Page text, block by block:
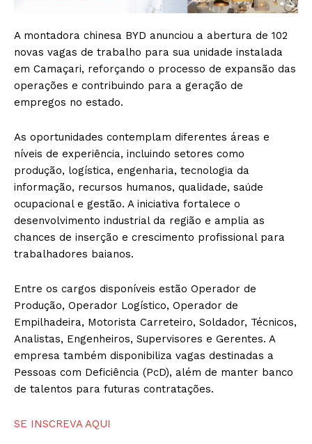
A montadora chinesa BYD anunciou a abertura de 102
novas vagas de trabalho para sua unidade instalada
em Camaçari, reforçando o processo de expansão das
operações e contribuindo para a geração de
empregos no estado.
As oportunidades contemplam diferentes áreas e
níveis de experiência, incluindo setores como
produção, logística, engenharia, tecnologia da
informação, recursos humanos, qualidade, saúde
ocupacional e gestão. A iniciativa fortalece o
desenvolvimento industrial da região e amplia as
chances de inserção e crescimento profissional para
trabalhadores baianos.
Entre os cargos disponíveis estão Operador de
Produção, Operador Logístico, Operador de
Empilhadeira, Motorista Carreteiro, Soldador, Técnicos,
Analistas, Engenheiros, Supervisores e Gerentes. A
empresa também disponibiliza vagas destinadas a
Pessoas com Deficiência (PcD), além de manter banco
de talentos para futuras contratações.
SE INSCREVA AQUI